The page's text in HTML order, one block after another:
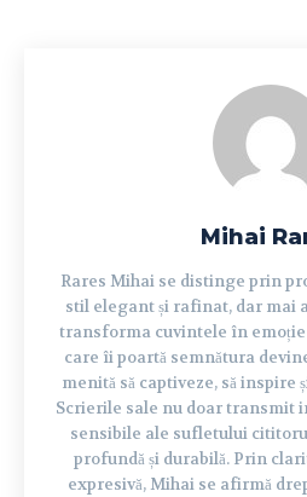
Mihai
Rares Mihai se distinge prin
stil elegant și rafinat, dar mai
transforma cuvintele în
care îi poartă semnătura
menită să captiveze, să inspire
Scrierile sale nu doar transmit
sensibile ale sufletului
profundă și durabilă. Prin
expresivă, Mihai se afirmă